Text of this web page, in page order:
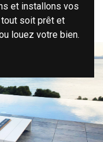
et installons vos
soit prêt et
louez votre bien.